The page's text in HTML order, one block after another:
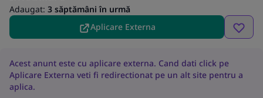
Adaugat: 3 săptămâni în urmă
Aplicare Externa
Acest anunt este cu aplicare externa. Cand dati click pe
Aplicare Externa veti fi redirectionat pe un alt site pentru a
aplica.